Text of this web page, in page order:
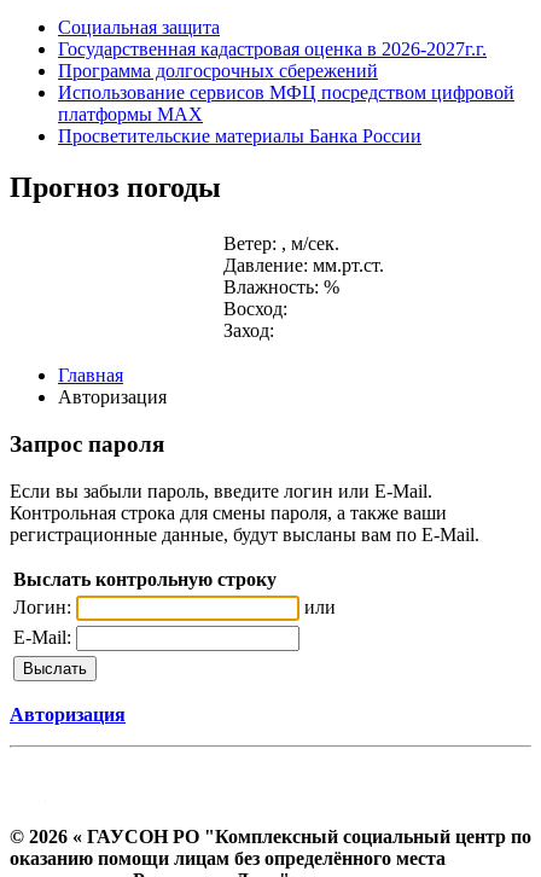
Социальная защита
Государственная кадастровая оценка в 2026-2027г.г.
Программа долгосрочных сбережений
Использование сервисов МФЦ посредством цифровой
платформы MAX
Просветительские материалы Банка России
Прогноз погоды
Ветер: , м/сек.
Давление: мм.рт.ст.
Влажность: %
Восход:
Заход:
Главная
Авторизация
Запрос пароля
Если вы забыли пароль, введите логин или E-Mail.
Контрольная строка для смены пароля, а также ваши
регистрационные данные, будут высланы вам по E-Mail.
Выслать контрольную строку
Логин:
или
E-Mail:
Авторизация
© 2026 « ГАУСОН РО "Комплексный социальный центр по
оказанию помощи лицам без определённого места